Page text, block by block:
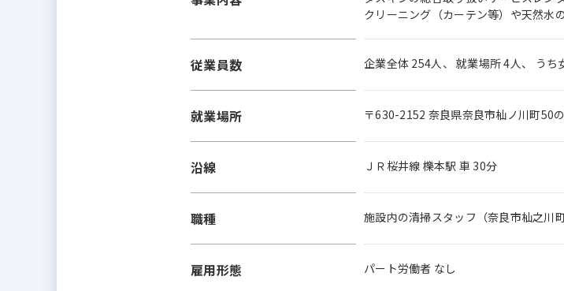
クリーニング（カーテン等）や天然水
従業員数 企業全体 254人、 就業場所 4人、 うち
就業場所 〒630-2152 奈良県奈良市杣ノ川町50
沿線 ＪＲ桜井線 櫟本駅 車 30分
職種 施設内の清掃スタッフ（奈良市杣之川
雇用形態 パート労働者 なし